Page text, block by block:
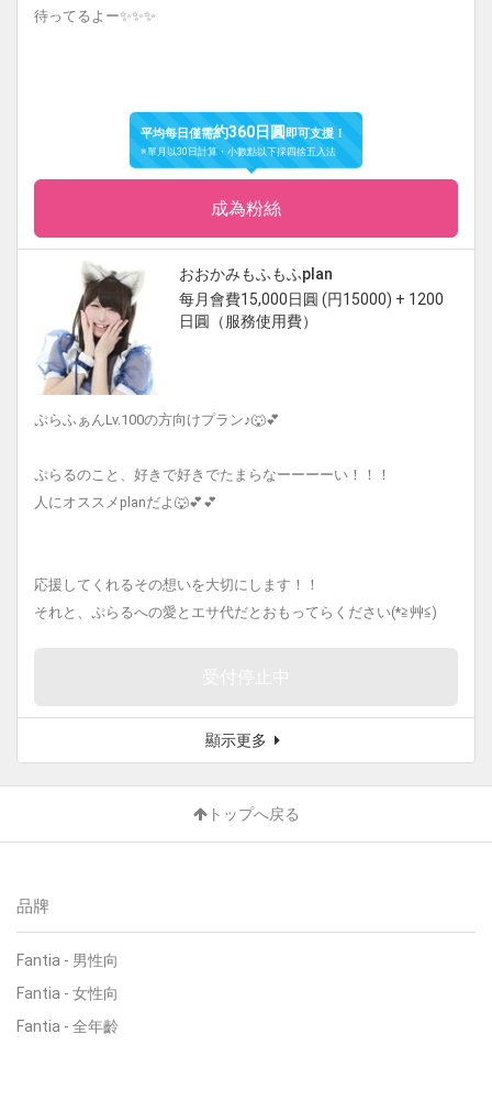
待ってるよー✨✨✨
平均每日僅需約360日圓即可支援！
※單月以30日計算・小數點以下採四捨五入法
成為粉絲
おおかみもふもふplan
每月會費15,000日圓 (円15000) + 1200
日圓（服務使用費）
ぷらふぁんLv.100の方向けプラン♪🐺💕
ぷらるのこと、好きで好きでたまらなーーーーい！！！
人にオススメplanだよ🐺💕💕
応援してくれるその想いを大切にします！！
それと、ぷらるへの愛とエサ代だとおもってらください(*≧艸≦)
顯示更多
トップへ戻る
品牌
Fantia - 男性向
Fantia - 女性向
Fantia - 全年齡